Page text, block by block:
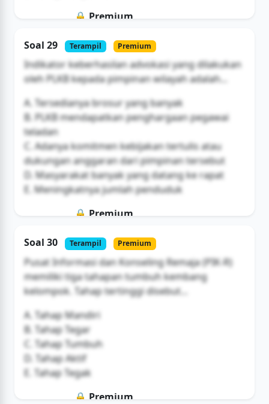
🔒 Premium
Buka Akses
Soal 29 Terampil Premium
Indikator keberhasilan advokasi yang dilakukan
oleh PLKB kepada pimpinan wilayah adalah...
A. Tersedianya brosur yang banyak
B. PLKB mendapatkan penghargaan pegawai
teladan
C. Adanya komitmen kebijakan tertulis atau
dukungan anggaran dari pimpinan tersebut
D. Masyarakat banyak yang datang ke rapat
E. Meningkatnya jumlah penduduk
🔒 Premium
Buka Akses
Soal 30 Terampil Premium
Pusat Informasi dan Konseling Remaja (PIK-R)
memiliki tiga tahapan tumbuh kembang
kelompok. Tahap tertinggi disebut...
A. Tahap Mandiri
B. Tahap Tegar
C. Tahap Tumbuh
D. Tahap Aktif
E. Tahap Tegak
🔒 Premium